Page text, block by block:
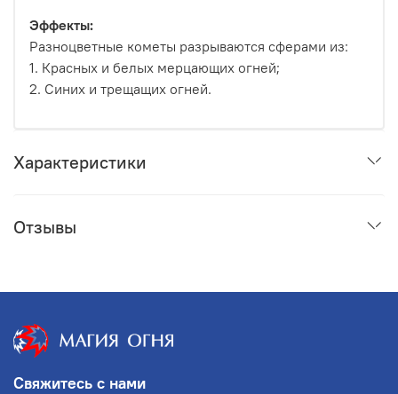
Эффекты:
Разноцветные кометы разрываются сферами из:
1. Красных и белых мерцающих огней;
2. Синих и трещащих огней.
Характеристики
Отзывы
Свяжитесь с нами